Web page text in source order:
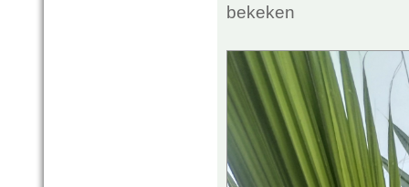
bekeken